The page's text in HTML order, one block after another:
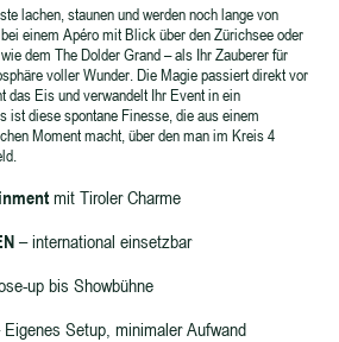
lachen, staunen und werden noch lange von
einem Apéro mit Blick über den Zürichsee oder
dem The Dolder Grand – als Ihr Zauberer für
voller Wunder. Die Magie passiert direkt vor
das Eis und verwandelt Ihr Event in ein
ist diese spontane Finesse, die aus einem
Moment macht, über den man im Kreis 4
mit Tiroler Charme
– international einsetzbar
up bis Showbühne
Eigenes Setup, minimaler Aufwand